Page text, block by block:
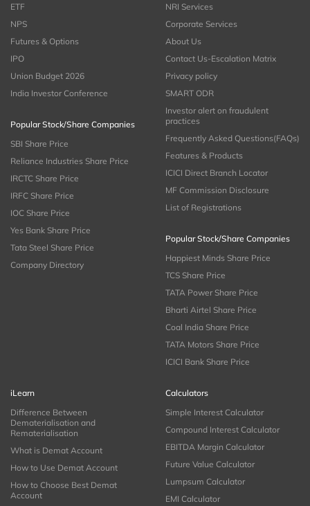
ETF
NPS
Futures & Options
IPO
Union Budget 2026
India Investor Conference
Popular Stock/Share Companies
SBI Share Price
Reliance Industries Share Price
IRCTC Share Price
IRFC Share Price
IOC Share Price
Yes Bank Share Price
Tata Steel Share Price
Company Directory
NRI Services
Corporate Services
About Us
Contact Us-Escalation Matrix
Privacy policy
SMART ODR
Investor alert on fraudulent
practices
Frequently Asked Questions(FAQs)
Features & Products
ICICI Direct Branch Locator
MF Commission Disclosure
List of Registrations
Popular Stock/Share Companies
Happiest Minds Share Price
TCS Share Price
TATA Power Share Price
Bharti Airtel Share Price
Coal India Share Price
TATA Motors Share Price
ICICI Bank Share Price
iLearn
Difference Between
Dematerialisation and
Rematerialisation
What is Demat Account
How to Use Demat Account
How to Choose Best Demat
Account
Calculators
Simple Interest Calculator
Compound Interest Calculator
EBITDA Margin Calculator
Future Value Calculator
Lumpsum Calculator
EMI Calculator